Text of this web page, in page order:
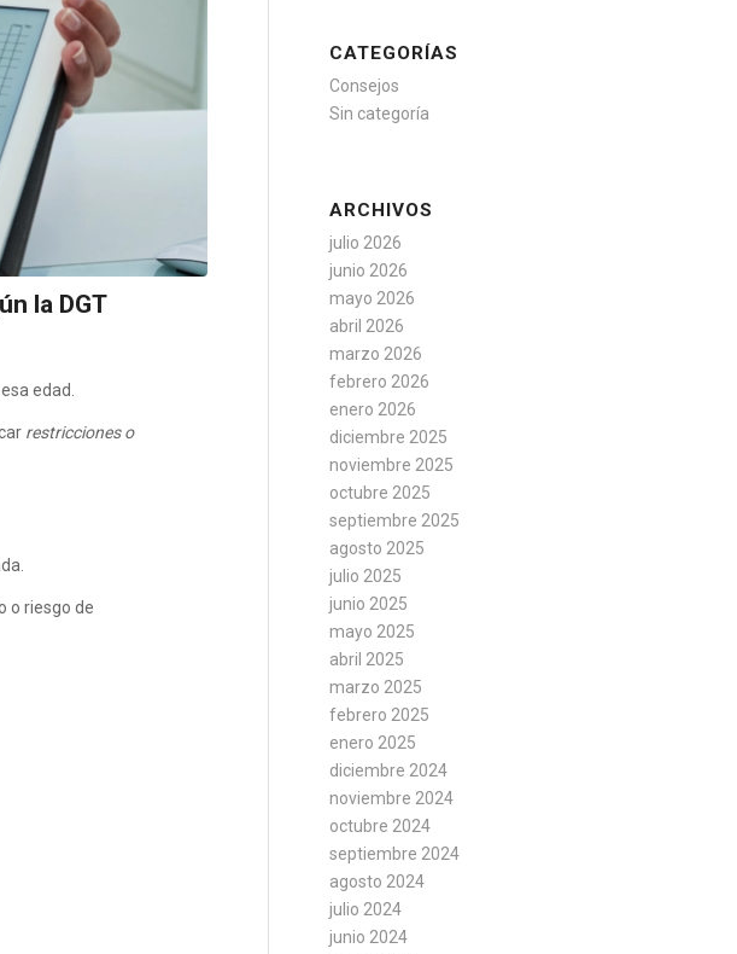
la DGT
edad.
restricciones o
o riesgo de
CATEGORÍAS
Consejos
Sin categoría
ARCHIVOS
julio 2026
junio 2026
mayo 2026
abril 2026
marzo 2026
febrero 2026
enero 2026
diciembre 2025
noviembre 2025
octubre 2025
septiembre 2025
agosto 2025
julio 2025
junio 2025
mayo 2025
abril 2025
marzo 2025
febrero 2025
enero 2025
diciembre 2024
noviembre 2024
octubre 2024
septiembre 2024
agosto 2024
julio 2024
junio 2024